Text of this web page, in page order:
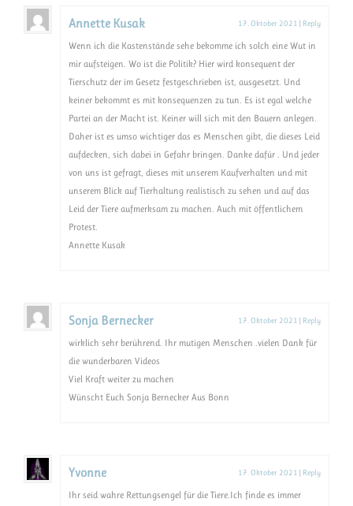
Annette Kusak 17. Oktober 2021 | Reply
Wenn ich die Kastenstände sehe bekomme ich solch eine Wut in
mir aufsteigen. Wo ist die Politik? Hier wird konsequent der
Tierschutz der im Gesetz festgeschrieben ist, ausgesetzt. Und
keiner bekommt es mit konsequenzen zu tun. Es ist egal welche
Partei an der Macht ist. Keiner will sich mit den Bauern anlegen.
Daher ist es umso wichtiger das es Menschen gibt, die dieses Leid
aufdecken, sich dabei in Gefahr bringen. Danke dafür . Und jeder
von uns ist gefragt, dieses mit unserem Kaufverhalten und mit
unserem Blick auf Tierhaltung realistisch zu sehen und auf das
Leid der Tiere aufmerksam zu machen. Auch mit öffentlichem
Protest.
Annette Kusak
Sonja Bernecker 17. Oktober 2021 | Reply
wirklich sehr berührend. Ihr mutigen Menschen .vielen Dank für
die wunderbaren Videos
Viel Kraft weiter zu machen
Wünscht Euch Sonja Bernecker Aus Bonn
Yvonne 17. Oktober 2021 | Reply
Ihr seid wahre Rettungsengel für die Tiere.Ich finde es immer